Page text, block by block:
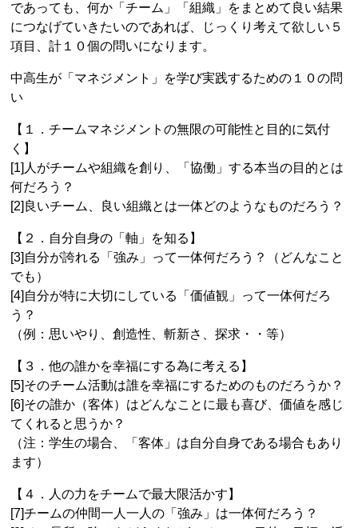
であっても、何か「チーム」「組織」をまとめて良い結果
につなげていきたいのであれば、じっくり考えて欲しい５
項目、計１０個の問いになります。
中高生が「マネジメント」を学び実践するための１０の問
い
【１．チームマネジメントの無限の可能性と目的に気付
く】
[1]人がチームや組織を創り、「協働」する本当の目的とは
何だろう？
[2]良いチーム、良い組織とは一体どのようなものだろう？
【２．自分自身の「軸」を知る】
[3]自分が誇れる「強み」って一体何だろう？（どんなこと
でも）
[4]自分が特に大切にしている「価値観」って一体何だろ
う？
（例：思いやり、創造性、斬新さ、探求・・等）
【３．他の誰かを幸福にする為に考える】
[5]そのチーム活動は誰を幸福にするためのものだろうか？
[6]その誰か（客体）はどんなことに最も喜び、価値を感じ
てくれると思うか？
（注：学生の場合、「客体」は自分自身である場合もあり
ます）
【４．人の力をチームで最大限活かす】
[7]チームの仲間一人一人の「強み」は一体何だろう？